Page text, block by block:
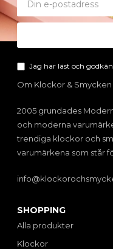
Jag har läst och
Om Klockor & Smycken
2005 grundades
och moderna
trendiga klockor och
varumärkena som står
SHOPPING
Alla produkter
Klockor